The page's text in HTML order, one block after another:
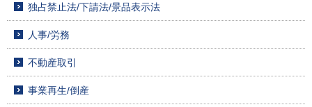
独占禁止法/下請法/景品表示法
人事/労務
不動産取引
事業再生/倒産